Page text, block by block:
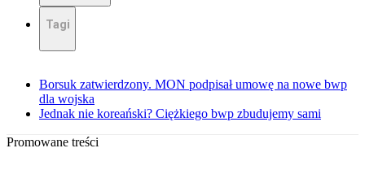
Tagi
Borsuk zatwierdzony. MON podpisał umowę na nowe bwp
dla wojska
Jednak nie koreański? Ciężkiego bwp zbudujemy sami
Promowane treści